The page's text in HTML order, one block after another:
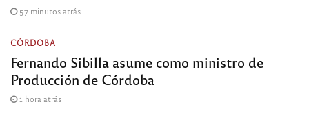
57 minutos atrás
CÓRDOBA
Fernando Sibilla asume como ministro de
Producción de Córdoba
1 hora atrás